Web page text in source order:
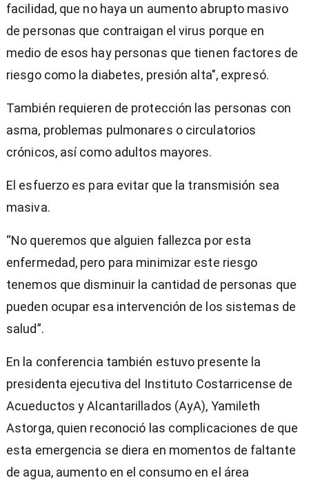
facilidad, que no haya un aumento abrupto masivo
de personas que contraigan el virus porque en
medio de esos hay personas que tienen factores de
riesgo como la diabetes, presión alta", expresó.
También requieren de protección las personas con
asma, problemas pulmonares o circulatorios
crónicos, así como adultos mayores.
El esfuerzo es para evitar que la transmisión sea
masiva.
“No queremos que alguien fallezca por esta
enfermedad, pero para minimizar este riesgo
tenemos que disminuir la cantidad de personas que
pueden ocupar esa intervención de los sistemas de
salud”.
En la conferencia también estuvo presente la
presidenta ejecutiva del Instituto Costarricense de
Acueductos y Alcantarillados (AyA), Yamileth
Astorga, quien reconoció las complicaciones de que
esta emergencia se diera en momentos de faltante
de agua, aumento en el consumo en el área